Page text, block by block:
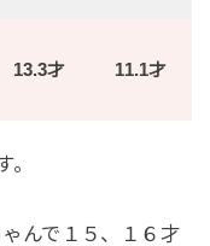
13.3才 11.1才
んで１５、１６才